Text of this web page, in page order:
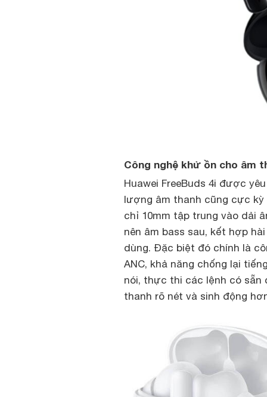
Công nghệ khử ồn cho âm
Huawei FreeBuds 4i được
lượng âm thanh cũng cực
chỉ 10mm tập trung vào dải
nên âm bass sau, kết hợp
dùng. Đặc biệt đó chính là
ANC, khả năng chống lại
nói, thực thi các lệnh có sẵn
thanh rõ nét và sinh động